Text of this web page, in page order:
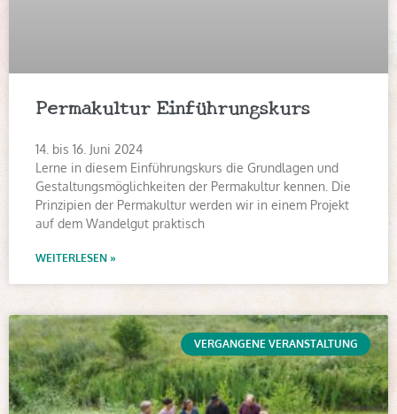
Permakultur Einführungskurs
14. bis 16. Juni 2024
Lerne in diesem Einführungskurs die Grundlagen und
Gestaltungsmöglichkeiten der Permakultur kennen. Die
Prinzipien der Permakultur werden wir in einem Projekt
auf dem Wandelgut praktisch
WEITERLESEN »
VERGANGENE VERANSTALTUNG